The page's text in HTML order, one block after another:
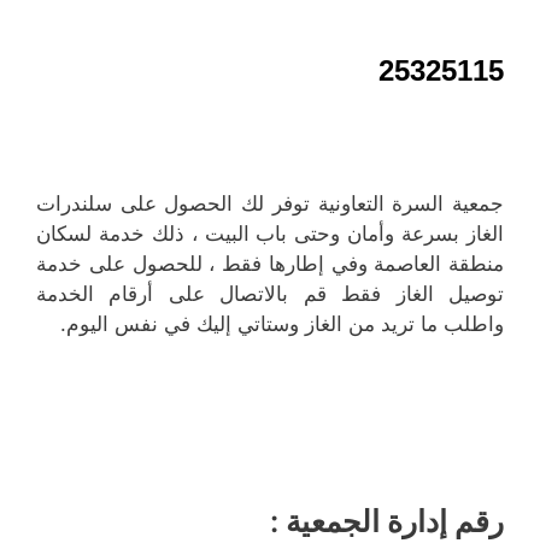
25325115
جمعية السرة التعاونية توفر لك الحصول على سلندرات
الغاز بسرعة وأمان وحتى باب البيت ، ذلك خدمة لسكان
منطقة العاصمة وفي إطارها فقط ، للحصول على خدمة
توصيل الغاز فقط قم بالاتصال على أرقام الخدمة
واطلب ما تريد من الغاز وستاتي إليك في نفس اليوم.
رقم إدارة الجمعية :